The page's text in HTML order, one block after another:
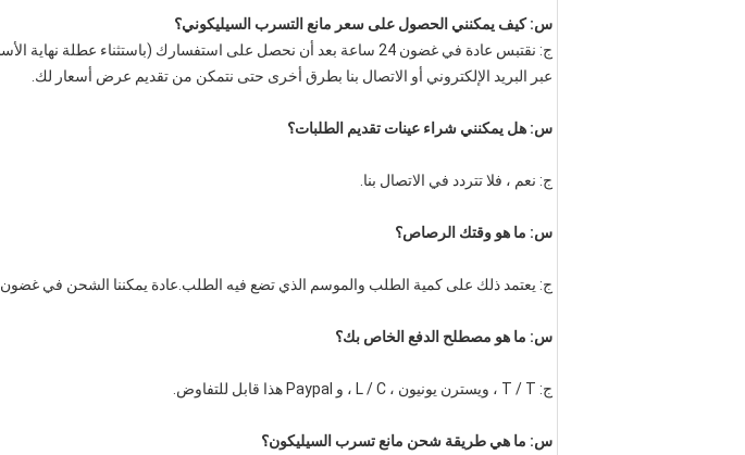
س: كيف يمكنني الحصول على سعر مانع التسرب السيليكوني؟
عبر البريد الإلكتروني أو الاتصال بنا بطرق أخرى حتى نتمكن من تقديم عرض أسعار لك.
س: هل يمكنني شراء عينات تقديم الطلبات؟
ج: نعم ، فلا تتردد في الاتصال بنا.
س: ما هو وقتك الرصاص؟
ج: يعتمد ذلك على كمية الطلب والموسم الذي تضع فيه الطلب.عادة يمكننا الشحن في غضون 7-15 يومًا للكمية الصغيرة ، وحوالي 30 يومًا للكمية الكبيرة.
س: ما هو مصطلح الدفع الخاص بك؟
ج: T / T ، ويسترن يونيون ، L / C ، و Paypal هذا قابل للتفاوض.
س: ما هي طريقة شحن مانع تسرب السيليكون؟